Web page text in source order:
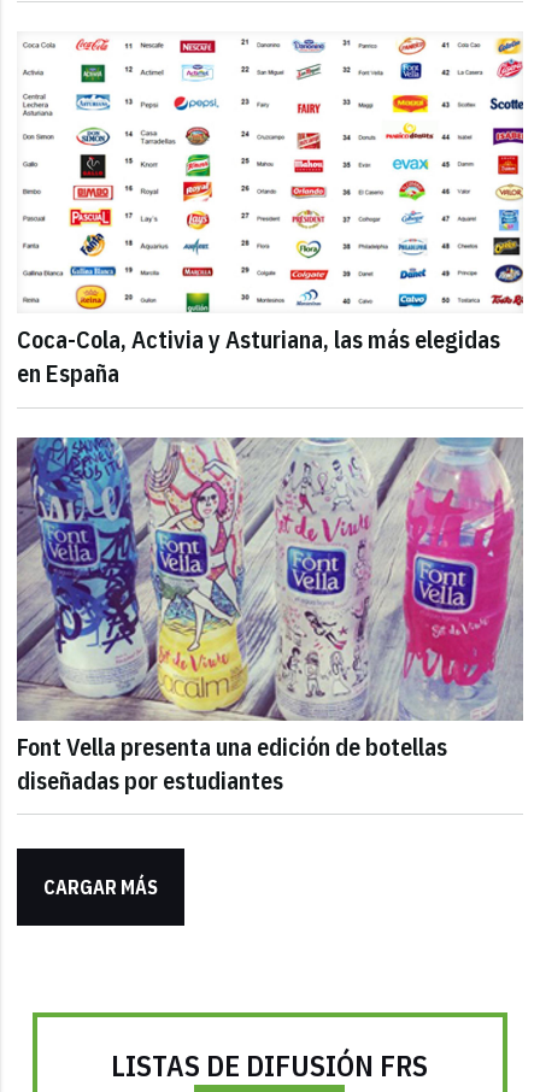
Coca-Cola, Activia y Asturiana, las más elegidas
en España
Font Vella presenta una edición de botellas
diseñadas por estudiantes
CARGAR MÁS
LISTAS DE DIFUSIÓN FRS